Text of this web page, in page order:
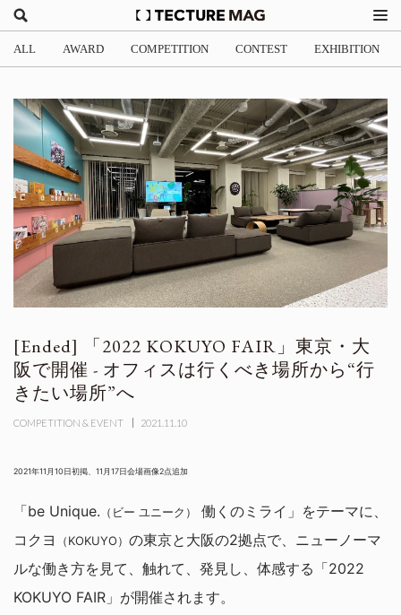
ALL AWARD COMPETITION CONTEST EXHIBITION
「2022 KOKUYO FAIR」東京・大
阪で開催 - オフィスは行くべき場所から“行
きたい場所”へ
COMPETITION & EVENT 2021.11.10
2021年11月10日初掲、11月17日会場画像2点追加
「be Unique. （ビー ユニーク）
働くのミライ」をテーマに、
コクヨ
（KOKUYO） の東京と大阪の2拠点で、ニューノーマ
ルな働き方を見て、触れて、発見し、体感する「2022
KOKUYO FAIR」が開催されます。